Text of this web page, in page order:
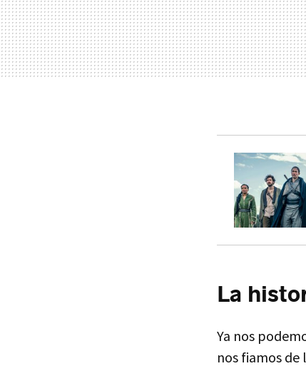
La
Ya nos
nos fiamos